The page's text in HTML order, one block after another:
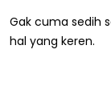
Gak cuma sedih
hal yang keren.